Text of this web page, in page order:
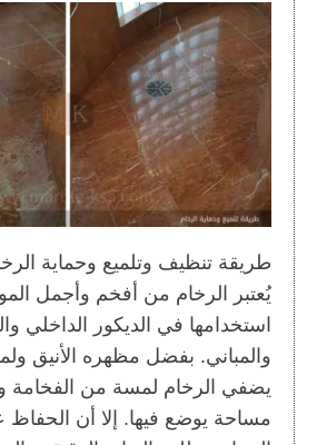
طريقة تنظيف وتلميع وحماية
يُعتبر الرخام من أفخم وأجمل
استخدامها في الديكور الداخلي
والمباني. بفضل مظهره الأنيق
يضفي الرخام لمسة من الفخامة
مساحة يوضع فيها. إلا أن